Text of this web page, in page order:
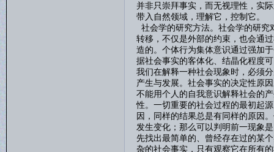
并非只崇拜事实，而无视理性，实
带入自然领域，理解它，控制它。
社会学的研究方法。社会学的研究
转移，不仅是外部的约束，也会通
造的。个体行为集体意识通过强加
据社会事实的客体化、结晶化程度
我们在解释一种社会现象时，必须
产生与发展。社会事实的决定性原
不能用个人的自我意识解释社会的
性。一切重要的社会过程的最初起
因，同样的结果总是有同样的原因
发生变化；那么可以判明前一现象
先找出最简单的、曾经存在过的某
杂的社会事实，只有观察它在所有